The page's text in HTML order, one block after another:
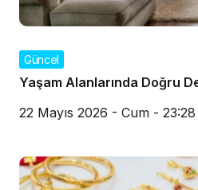
Güncel
Yaşam Alanlarında Doğru
22 Mayıs 2026 - Cum - 23:28